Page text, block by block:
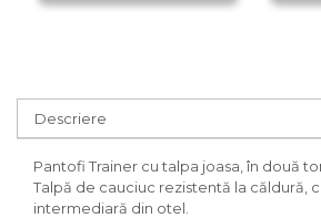
Descriere
Pantofi Trainer cu talpa joasa, în două
Talpă de cauciuc rezistentă la căldură,
intermediară din otel.